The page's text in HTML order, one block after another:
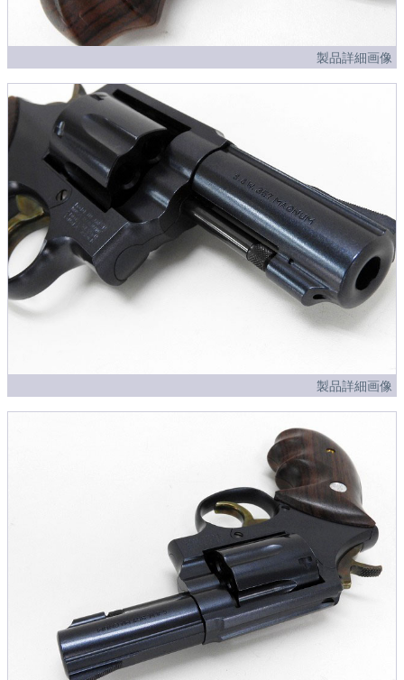
製品詳細画像
製品詳細画像